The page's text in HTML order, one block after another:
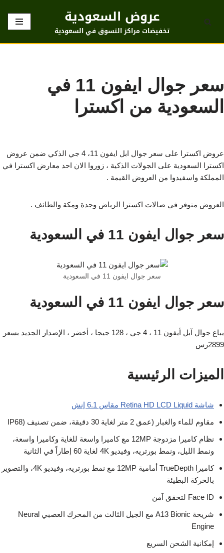
تخطى
عروض السعودية
تخفيضات مراكز التسوق في السعودية
سعر جوال ايفون 11 في
السعودية من اكسترا
عروض اكسترا على سعر جوال ابل ايفون 11، 4 جي الذكي ضمن عروض
اكسترا السعودية على الجولات الذكية ، زوروا الان احد معارض اكسترا في
المملكة واسفيدوا من العروض القيمة .
العروض متوفر في صالات اكسترا الرياض وجدة ومكة والطائف .
سعر جوال ايفون 11 في السعودية
سعر جوال ايفون 11 في السعودية
سعر جوال ايفون 11 في السعودية
يباع جوال آبل أيفون 11 ، 4 جي ، 128 جيجا ، أخضر ، الإصدار الجديد بسعر
2899رس
الميزات الرئيسية
شاشة Retina HD LCD Liquid مقاس 6.1 إنش
مقاوم للماء والغبار (عمق 2 متر لغاية 30 دقيقة، ضمن تصنيف (IP68
نظام كاميرا مزدوجة 12MP مع كاميرا واسعة للغاية وكاميرا واسعة،
ونمط الليل، ونمط بورتريه، وفيديو 4K لغاية 60 إطاراً في الثانية
كاميرا TrueDepth أمامية 12MP مع نمط بورتريه، وفيديو 4K، والتصوير
بالحركة البطيئة
Face ID لتحقق آمن
شريحة A13 Bionic مع الجيل الثالث من المحرك العصبي Neural
Engine
إمكانية الشحن السريع